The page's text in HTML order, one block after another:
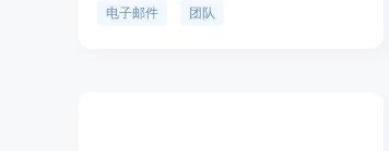
电子邮件
团队